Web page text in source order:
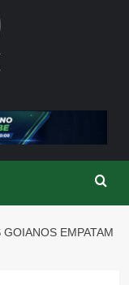
GOIANOS EMPATAM